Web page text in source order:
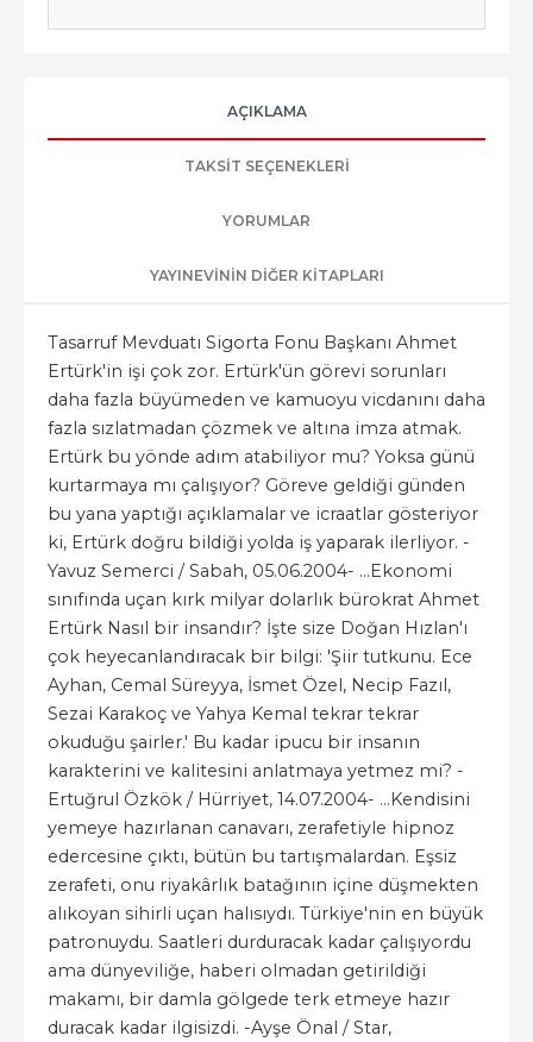
AÇIKLAMA
TAKSIT SEÇENEKLERI
YORUMLAR
YAYINEVININ DIĞER KITAPLARI
Tasarruf Mevduatı Sigorta Fonu Başkanı Ahmet
Ertürk'in işi çok zor. Ertürk'ün görevi sorunları
daha fazla büyümeden ve kamuoyu vicdanını daha
fazla sızlatmadan çözmek ve altına imza atmak.
Ertürk bu yönde adım atabiliyor mu? Yoksa günü
kurtarmaya mı çalışıyor? Göreve geldiği günden
bu yana yaptığı açıklamalar ve icraatlar gösteriyor
ki, Ertürk doğru bildiği yolda iş yaparak ilerliyor. -
Yavuz Semerci / Sabah, 05.06.2004- ...Ekonomi
sınıfında uçan kırk milyar dolarlık bürokrat Ahmet
Ertürk Nasıl bir insandır? İşte size Doğan Hızlan'ı
çok heyecanlandıracak bir bilgi: 'Şiir tutkunu. Ece
Ayhan, Cemal Süreyya, İsmet Özel, Necip Fazıl,
Sezai Karakoç ve Yahya Kemal tekrar tekrar
okuduğu şairler.' Bu kadar ipucu bir insanın
karakterini ve kalitesini anlatmaya yetmez mi? -
Ertuğrul Özkök / Hürriyet, 14.07.2004- ...Kendisini
yemeye hazırlanan canavarı, zerafetiyle hipnoz
edercesine çıktı, bütün bu tartışmalardan. Eşsiz
zerafeti, onu riyakârlık batağının içine düşmekten
alıkoyan sihirli uçan halısıydı. Türkiye'nin en büyük
patronuydu. Saatleri durduracak kadar çalışıyordu
ama dünyeviliğe, haberi olmadan getirildiği
makamı, bir damla gölgede terk etmeye hazır
duracak kadar ilgisizdi. -Ayşe Önal / Star,